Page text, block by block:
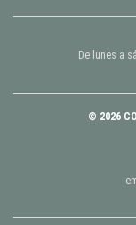
De lunes a
© 2026